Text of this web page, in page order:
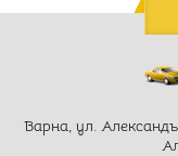
Варна, ул.